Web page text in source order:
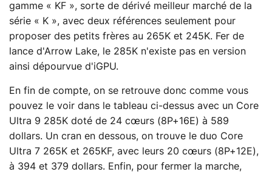
gamme « KF », sorte de dérivé meilleur marché de la
série « K », avec deux références seulement pour
proposer des petits frères au 265K et 245K. Fer de
lance d'Arrow Lake, le 285K n'existe pas en version
ainsi dépourvue d'iGPU.
En fin de compte, on se retrouve donc comme vous
pouvez le voir dans le tableau ci-dessus avec un Core
Ultra 9 285K doté de 24 cœurs (8P+16E) à 589
dollars. Un cran en dessous, on trouve le duo Core
Ultra 7 265K et 265KF, avec leurs 20 cœurs (8P+12E),
à 394 et 379 dollars. Enfin, pour fermer la marche,